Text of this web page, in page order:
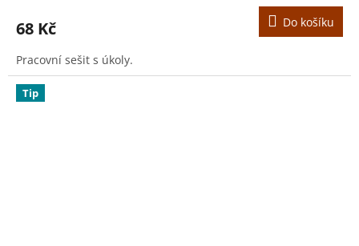
68 Kč Do košíku
Pracovní sešit s úkoly.
Tip